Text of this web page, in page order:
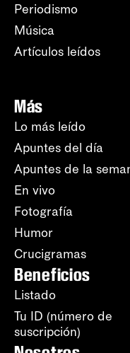
Periodismo
Música
Artículos leídos
Más
Lo más leído
Apuntes del día
Apuntes de la
En vivo
Fotografía
Humor
Crucigramas
Beneficios
Listado
Tu ID (número de
suscripción)